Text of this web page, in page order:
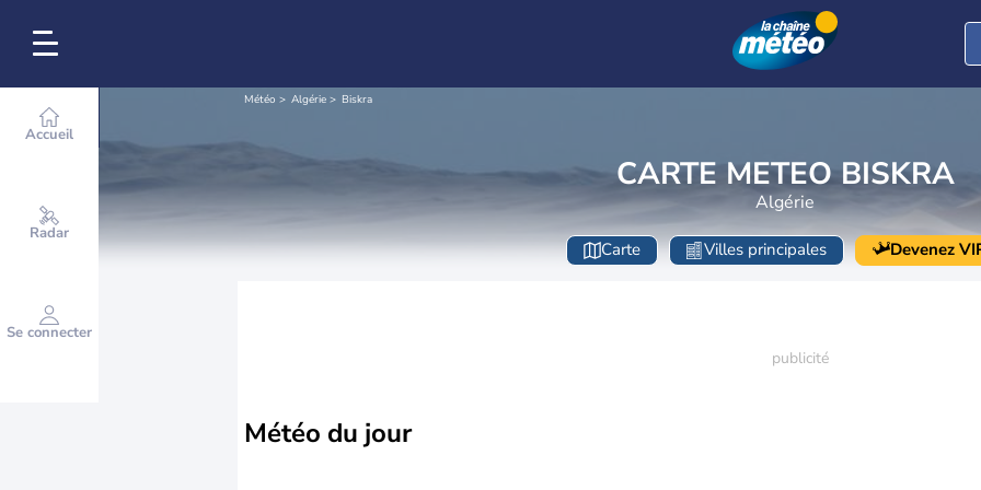
Accueil
Radar
Se connecter
Météo Algérie Biskra
CARTE METEO BISKRA
Algérie
Carte Villes principales Devenez
Météo du jour